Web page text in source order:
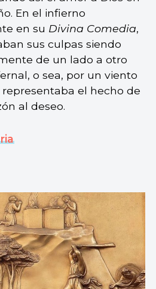
En el infierno
en su Divina Comedia,
sus culpas siendo
de un lado a otro
o sea, por un viento
representaba el hecho de
al deseo.